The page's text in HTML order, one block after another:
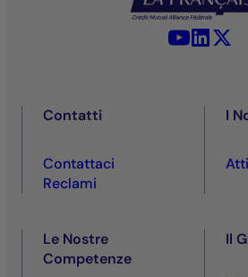
Contatti
Contattaci
Reclami
I
Le Nostre
Competenze
Il